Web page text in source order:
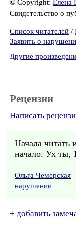
© Copyright: Елена
Свидетельство о
Список читателей /
Заявить о
Другие
Рецензии
Написать
Начала читать
начало. Ух ты,
Ольга Чемерская
нарушении
+ добавить